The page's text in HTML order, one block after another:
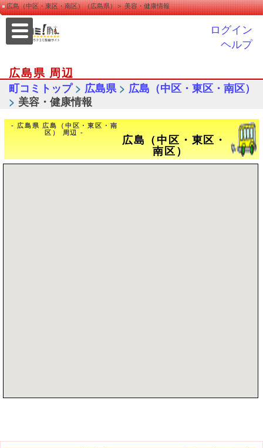
広島（中区・東区・南区）（広島県）＞ 美容・健康情報
ログイン
ヘルプ
広島県 周辺
町コミトップ> 広島県> 広島（中区・東区・南区）
> 美容・健康情報
- 広島県 広島（中区・東区・南
区） 周辺 -
広島（中区・東区・
南区）